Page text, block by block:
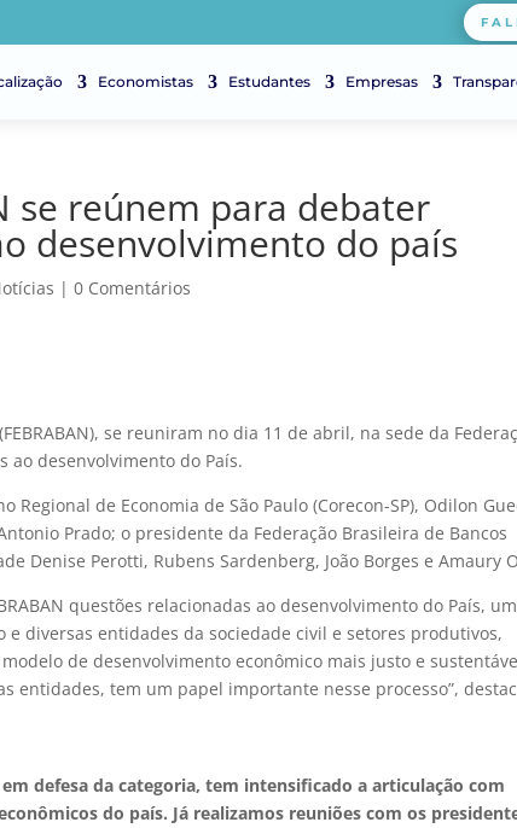
Economistas Estudantes Empresas
se reúnem para debater
desenvolvimento do país
|0 Comentários
se reuniram no dia 11 de abril, na sede da
ao desenvolvimento do País.
de Economia de São Paulo (Corecon-SP), Odilon
Prado; o presidente da Federação Brasileira de Bancos
Denise Perotti, Rubens Sardenberg, João Borges e Amaury
questões relacionadas ao desenvolvimento do País,
diversas entidades da sociedade civil e setores produtivos,
de desenvolvimento econômico mais justo e
entidades, tem um papel importante nesse processo”,
defesa da categoria, tem intensificado a articulação com
do país. Já realizamos reuniões com os